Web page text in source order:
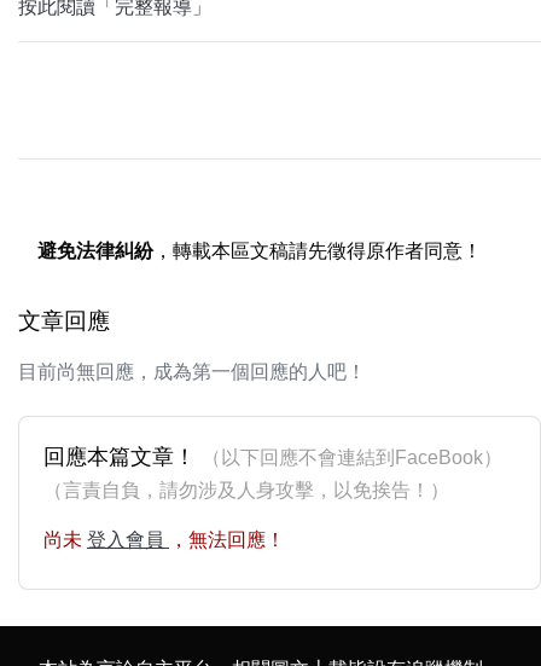
按此閱讀「完整報導」
避免法律糾紛，轉載本區文稿請先徵得原作者同意！
文章回應
目前尚無回應，成為第一個回應的人吧！
回應本篇文章！
（以下回應不會連結到FaceBook）
（言責自負，請勿涉及人身攻擊，以免挨告！）
尚未 登入會員 ，無法回應！